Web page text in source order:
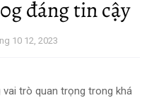
đáng tin cậy
10 12, 2023
trò quan trọng trong khá